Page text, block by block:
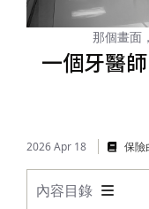
儲蓄險
長照險
好書推薦
銷售賦能
那個畫面
一個牙醫
2026 Apr 18 保險
內容目錄